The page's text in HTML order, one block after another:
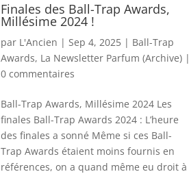
Finales des Ball-Trap Awards,
Millésime 2024 !
par L'Ancien |Sep 4, 2025 | Ball-Trap
Awards, La Newsletter Parfum (Archive) |
0 commentaires
Ball-Trap Awards, Millésime 2024 Les
finales Ball-Trap Awards 2024 : L’heure
des finales a sonné Même si ces Ball-
Trap Awards étaient moins fournis en
références, on a quand même eu droit à